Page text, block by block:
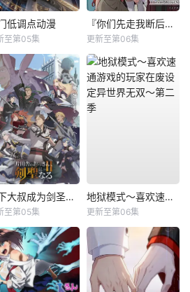
低调点动漫
至第05集
『你们先走我断后』，于是10年后我成为了传说
更新至第06集
乡下大叔成为剑圣第二季
至第05集
地狱模式～喜欢速通游戏的玩家在废设定异世界无双～第二季
更新至第06集